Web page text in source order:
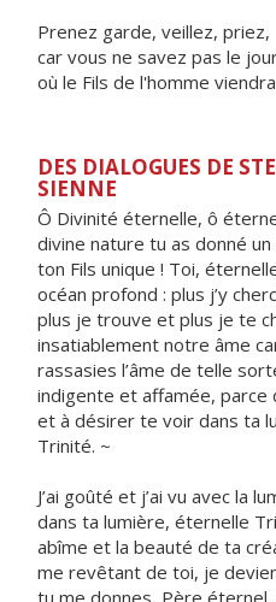
Prenez garde, veillez, priez,
car vous ne savez pas le
où le Fils de l'homme
DES DIALOGUES DE
SIENNE
Ô Divinité éternelle, ô
divine nature tu as donné
ton Fils unique ! Toi,
océan profond : plus j’y
plus je trouve et plus je te
insatiablement notre âme
rassasies l’âme de telle
indigente et affamée, parce
et à désirer te voir dans ta
Trinité. ~
J’ai goûté et j’ai vu avec la
dans ta lumière, éternelle
abîme et la beauté de ta
me revêtant de toi, je
tu me donnes, Père